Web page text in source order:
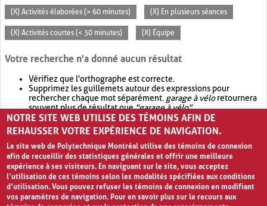
(X) Activités élaborées (> 60 minutes) (X) En plusieurs séances
(X) Activités courtes (< 30 minutes) (X) Équipe
Votre recherche n'a donné aucun résultat
Vérifiez que l'orthographe est correcte.
Supprimez les guillemets autour des expressions pour
rechercher chaque mot séparément. garage à véloretournera
souvent plus de résultat que"garage à vélo".
Envisagez d'élargir votre recherche avec OR.garage OR vélo
retournera souvent plus de résultat quegarage à vélo
NOTRE SITE WEB UTILISE DES TÉMOINS AFIN DE
REHAUSSER VOTRE EXPÉRIENCE DE NAVIGATION.
Le site web de Polytechnique Montréal utilise des témoins de connexion
afin de recueillir des statistiques générales et offrir une meilleure
expérience à ses visiteurs. En naviguant sur le site, vous acceptez
l’utilisation de ces témoins selon les modalités spécifiées aux conditions
d’utilisation. Vous pouvez refuser les témoins de connexion en modifiant
vos paramètres de navigation. Pour en savoir plus sur le recours aux